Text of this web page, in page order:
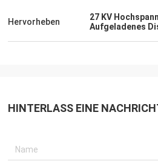
Hervorheben 27 KV
Aufgeladenes
HINTERLASS EINE